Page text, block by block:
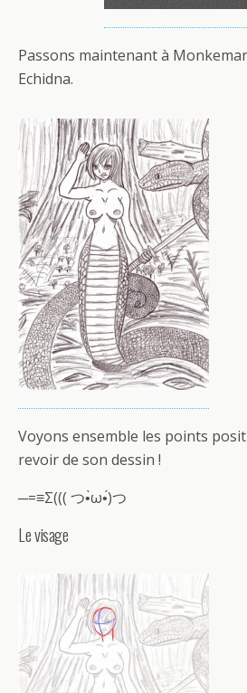
Passons maintenant à
Echidna.
Voyons ensemble les points
revoir de son dessin !
─=≡Σ((( つ•̀ω•́)つ
Le visage